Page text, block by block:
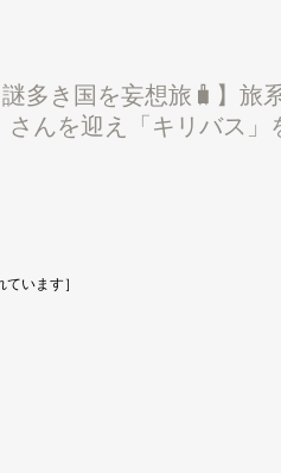
多き国を妄想旅🧳】旅
さんを迎え「キリバス
います］